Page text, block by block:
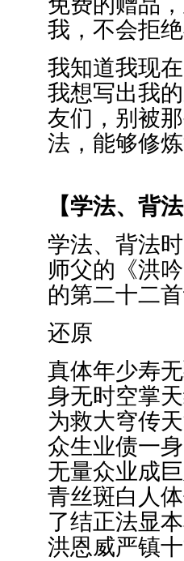
我，不会拒
我知道我现
我想写出我
友们，别被
法，能够修
【学法、背
学法、背法
师父的《洪
的第二十二
还原
真体年少寿
身无时空掌
为救大穹传
众生业债一
无量众业成
青丝斑白人
了结正法显
洪恩威严镇